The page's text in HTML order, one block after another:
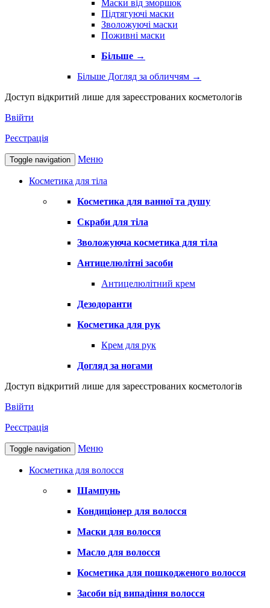
Маски від зморшок
Підтягуючі маски
Зволожуючі маски
Поживні маски
Більше →
Більше Догляд за обличчям →
Доступ відкритий лише для зареєстрованих косметологів
Ввійти
Реєстрація
Toggle navigation Меню
Косметика для тіла
Косметика для ванної та душу
Скраби для тіла
Зволожуюча косметика для тіла
Антицелюлітні засоби
Антицелюлітний крем
Дезодоранти
Косметика для рук
Крем для рук
Догляд за ногами
Доступ відкритий лише для зареєстрованих косметологів
Ввійти
Реєстрація
Toggle navigation Меню
Косметика для волосся
Шампунь
Кондиціонер для волосся
Маски для волосся
Масло для волосся
Косметика для пошкодженого волосся
Засоби від випадіння волосся